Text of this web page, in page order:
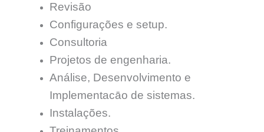
Revisão
Configurações e setup.
Consultoria
Projetos de engenharia.
Análise, Desenvolvimento e
Implementacāo de sistemas.
Instalações.